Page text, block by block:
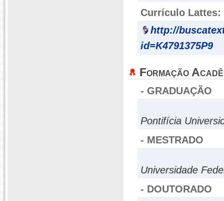
Currículo Lattes:
http://
id=K4791375P9
Formação
- GRADUAÇÃO
Pontifícia
- MESTRADO
Universidade
- DOUTORADO